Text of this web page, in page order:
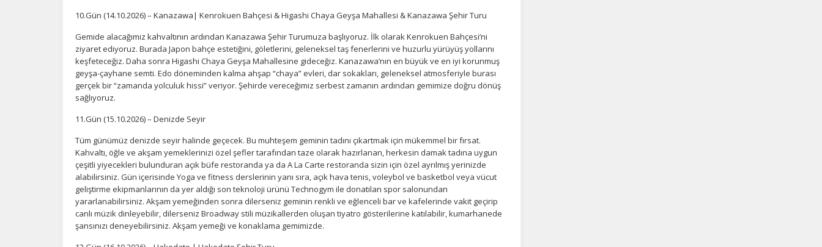
10.Gün (14.10.2026) – Kanazawa| Kenrokuen Bahçesi & Higashi Chaya Geyşa Mahallesi & Kanazawa Şehir Turu
Gemide alacağımız kahvaltının ardından Kanazawa Şehir Turumuza başlıyoruz. İlk olarak Kenrokuen Bahçesi’ni
ziyaret ediyoruz. Burada Japon bahçe estetiğini, göletlerini, geleneksel taş fenerlerini ve huzurlu yürüyüş yollarını
keşfeteceğiz. Daha sonra Higashi Chaya Geyşa Mahallesine gideceğiz. Kanazawa’nın en büyük ve en iyi korunmuş
geyşa-çayhane semti. Edo döneminden kalma ahşap “chaya” evleri, dar sokakları, geleneksel atmosferiyle burası
gerçek bir “zamanda yolculuk hissi” veriyor. Şehirde vereceğimiz serbest zamanın ardından gemimize doğru dönüş
sağlıyoruz.
11.Gün (15.10.2026) – Denizde Seyir
Tüm günümüz denizde seyir halinde geçecek. Bu muhteşem geminin tadını çıkartmak için mükemmel bir fırsat.
Kahvaltı, öğle ve akşam yemeklerinizi özel şefler tarafından taze olarak hazırlanan, herkesin damak tadına uygun
çeşitli yiyecekleri bulunduran açık büfe restoranda ya da A La Carte restoranda sizin için özel ayrılmış yerinizde
alabilirsiniz. Gün içerisinde Yoga ve fitness derslerinin yanı sıra, açık hava tenis, voleybol ve basketbol veya vücut
geliştirme ekipmanlarının da yer aldığı son teknoloji ürünü Technogym ile donatılan spor salonundan
yararlanabilirsiniz. Akşam yemeğinden sonra dilerseniz geminin renkli ve eğlenceli bar ve kafelerinde vakit geçirip
canlı müzik dinleyebilir, dilerseniz Broadway stili müzikallerden oluşan tiyatro gösterilerine katılabilir, kumarhanede
şansınızı deneyebilirsiniz. Akşam yemeği ve konaklama gemimizde.